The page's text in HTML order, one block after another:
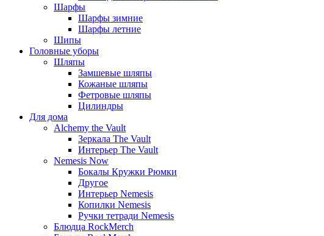
Шарфы
Шарфы зимние
Шарфы летние
Шипы
Головные уборы
Шляпы
Замшевые шляпы
Кожаные шляпы
Фетровые шляпы
Цилиндры
Для дома
Alchemy the Vault
Зеркала The Vault
Интерьер The Vault
Nemesis Now
Бокалы Кружки Рюмки
Другое
Интерьер Nemesis
Копилки Nemesis
Ручки тетради Nemesis
Блюдца RockMerch